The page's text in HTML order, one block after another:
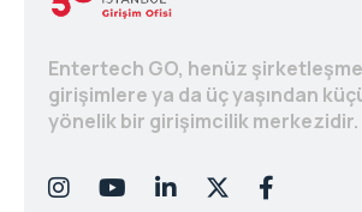
Entertech GO, henüz
girişimlere ya da üç yaşından
yönelik bir girişimcilik merkezidir.